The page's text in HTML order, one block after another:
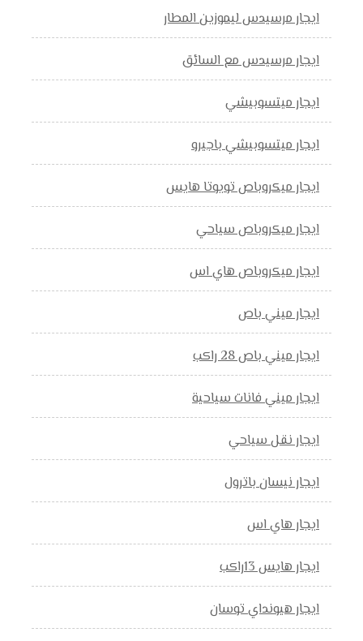
ايجار مرسيدس ليموزين المطار
ايجار مرسيدس مع السائق
ايجار ميتسوبيشي
ايجار ميتسوبيشي باجيرو
ايجار ميكروباص تويوتا هايس
ايجار ميكروباص سياحي
ايجار ميكروباص هاي اس
ايجار ميني باص
ايجار ميني باص 28 راكب
ايجار ميني فانات سياحية
ايجار نقل سياحي
ايجار نيسان باترول
ايجار هاي اس
ايجار هايس 13راكب
ايجار هيونداي توسان